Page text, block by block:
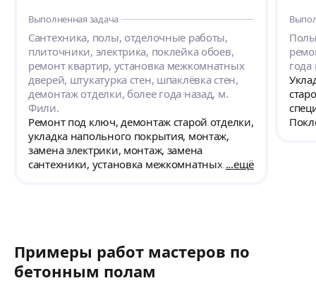
ремонт не первый и уже сами разбираемся.
Закупка, доставка материалов - почти всё
было организовано без нашего участия.
Были выполнены работы по замене
напольного покрытия, электрика под ключ,
бюджетная отделка стен и натяжного
потолка в комнатах, на кухне и в прихожей,
так же полный ремонт санузла. В общем,
настоящие профессионалы - таким не
страшно довериться, ну и результатом Вас
порадуют.
Выполненная задача
Сантехника, полы, отделочные работы,
плиточники, электрика, поклейка обоев,
ремонт квартир, установка межкомнатных
дверей, штукатурка стен, шпаклёвка стен,
демонтаж отделки, более года назад, м.
Фили.
Ремонт под ключ, демонтаж старой отделки,
укладка напольного покрытия, монтаж,
замена электрики, монтаж, замена
сантехники, установка межкомнатных
ещё
был
ещё
Примеры работ мастеров по
бетонным полам